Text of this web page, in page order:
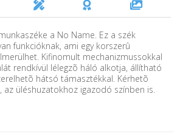
a No Name. Ez a szék
funkcióknak, ami egy korszerû
Kifinomult mechanizmussokkal
rendkívül lélegzõ háló alkotja, állítható
hátsó támasztékkal. Kérhetõ
üléshuzatokhoz igazodó színben is.